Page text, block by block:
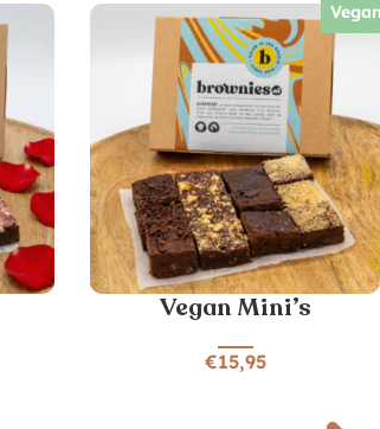
Vegan Mini’s
€15,95